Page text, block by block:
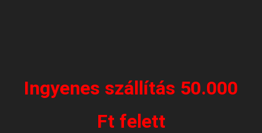
Ingyenes szállítás 50.000
Ft felett